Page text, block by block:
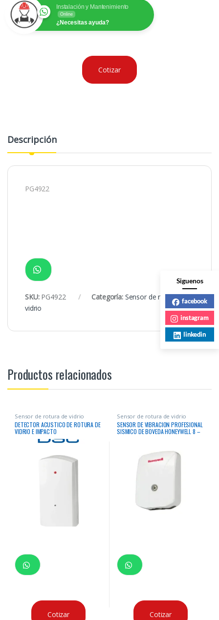
Instalación y Mantenimiento
Online
¿Necesitas ayuda?
Cotizar
Descripción
PG4922
SKU: PG4922 Categoría: Sensor de rotura de
vidrio
Productos relacionados
Sensor de rotura de vidrio
DETECTOR ACUSTICO DE ROTURA DE
VIDRIO E IMPACTO
Cotizar
Sensor de rotura de vidrio
SENSOR DE VIBRACION PROFESIONAL
SISMICO DE BOVEDA HONEYWELL 8 –
+ 70°C HONEYWELL
Cotizar
Siguenos
facebook
instagram
linkedin